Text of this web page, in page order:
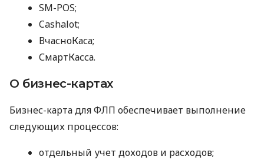
SM-POS;
Cashalot;
ВчасноКаса;
СмартКасса.
О бизнес-картах
Бизнес-карта для ФЛП обеспечивает выполнение
следующих процессов:
отдельный учет доходов и расходов;